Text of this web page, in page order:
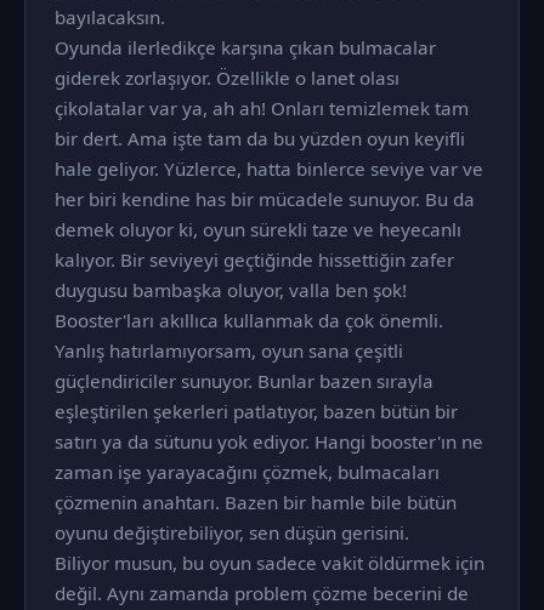
bayılacaksın.
Oyunda ilerledikçe karşına çıkan bulmacalar
giderek zorlaşıyor. Özellikle o lanet olası
çikolatalar var ya, ah ah! Onları temizlemek tam
bir dert. Ama işte tam da bu yüzden oyun keyifli
hale geliyor. Yüzlerce, hatta binlerce seviye var ve
her biri kendine has bir mücadele sunuyor. Bu da
demek oluyor ki, oyun sürekli taze ve heyecanlı
kalıyor. Bir seviyeyi geçtiğinde hissettiğin zafer
duygusu bambaşka oluyor, valla ben şok!
Booster'ları akıllıca kullanmak da çok önemli.
Yanlış hatırlamıyorsam, oyun sana çeşitli
güçlendiriciler sunuyor. Bunlar bazen sırayla
eşleştirilen şekerleri patlatıyor, bazen bütün bir
satırı ya da sütunu yok ediyor. Hangi booster'ın ne
zaman işe yarayacağını çözmek, bulmacaları
çözmenin anahtarı. Bazen bir hamle bile bütün
oyunu değiştirebiliyor, sen düşün gerisini.
Biliyor musun, bu oyun sadece vakit öldürmek için
değil. Aynı zamanda problem çözme becerini de